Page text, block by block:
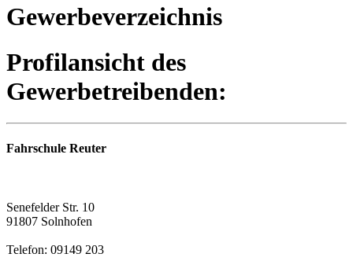
Gewerbeverzeichnis
Profilansicht des
Gewerbetreibenden:
Fahrschule Reuter
Senefelder Str. 10
91807 Solnhofen
Telefon: 09149 203